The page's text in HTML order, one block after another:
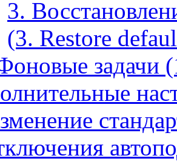
3.
(3. Restore
задачи